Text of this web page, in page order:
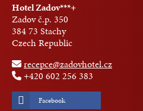
Hotel Zadov***+
Zadov č.p. 350
384 73 Stachy
Czech Republic
recepce@zadovhotel.cz
+420 602 256 383
Facebook